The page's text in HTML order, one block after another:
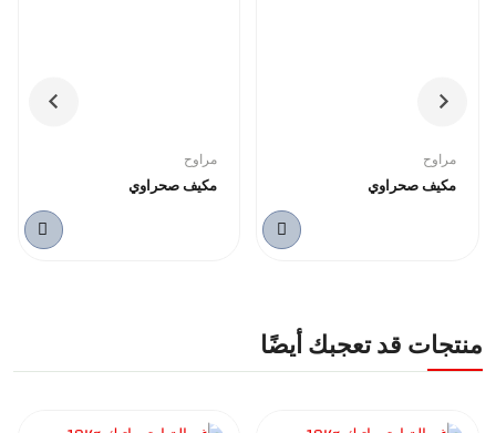
مراوح
مكيف صحراوي
مراوح
مكيف صحراوي
منتجات قد تعجبك أيضًا